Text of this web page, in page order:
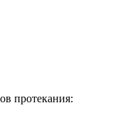
протекания: